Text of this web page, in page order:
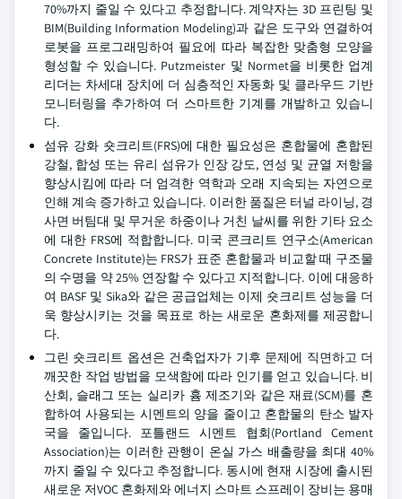
70%까지 줄일 수 있다고 추정합니다. 계약자는 3D 프린팅 및
BIM(Building Information Modeling)과 같은 도구와 연결하여
로봇을 프로그래밍하여 필요에 따라 복잡한 맞춤형 모양을
형성할 수 있습니다. Putzmeister 및 Normet을 비롯한 업계
리더는 차세대 장치에 더 심층적인 자동화 및 클라우드 기반
모니터링을 추가하여 더 스마트한 기계를 개발하고 있습니
다.
섬유 강화 숏크리트(FRS)에 대한 필요성은 혼합물에 혼합된
강철, 합성 또는 유리 섬유가 인장 강도, 연성 및 균열 저항을
향상시킴에 따라 더 엄격한 역학과 오래 지속되는 자연으로
인해 계속 증가하고 있습니다. 이러한 품질은 터널 라이닝, 경
사면 버팀대 및 무거운 하중이나 거친 날씨를 위한 기타 요소
에 대한 FRS에 적합합니다. 미국 콘크리트 연구소(American
Concrete Institute)는 FRS가 표준 혼합물과 비교할 때 구조물
의 수명을 약 25% 연장할 수 있다고 지적합니다. 이에 대응하
여 BASF 및 Sika와 같은 공급업체는 이제 숏크리트 성능을 더
욱 향상시키는 것을 목표로 하는 새로운 혼화제를 제공합니
다.
그린 숏크리트 옵션은 건축업자가 기후 문제에 직면하고 더
깨끗한 작업 방법을 모색함에 따라 인기를 얻고 있습니다. 비
산회, 슬래그 또는 실리카 흄 제조기와 같은 재료(SCM)를 혼
합하여 사용되는 시멘트의 양을 줄이고 혼합물의 탄소 발자
국을 줄입니다. 포틀랜드 시멘트 협회(Portland Cement
Association)는 이러한 관행이 온실 가스 배출량을 최대 40%
까지 줄일 수 있다고 추정합니다. 동시에 현재 시장에 출시된
새로운 저VOC 혼화제와 에너지 스마트 스프레이 장비는 용매